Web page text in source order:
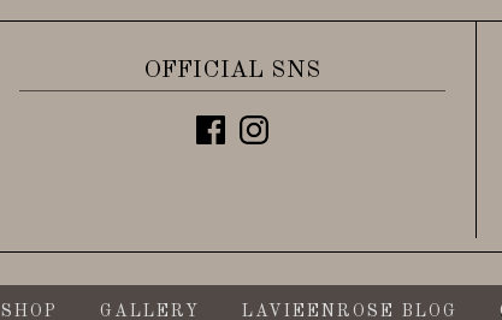
OFFICIAL SNS
SHOP GALLERY LAVIEENROSE BLOG